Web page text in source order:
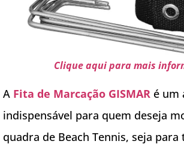
Clique aqui para mais
A Fita de Marcação GISMAR é um
indispensável para quem deseja
quadra de Beach Tennis, seja